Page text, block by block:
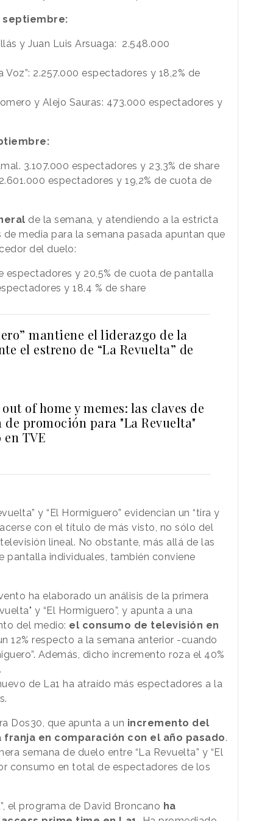
septiembre:
y Juan Luis Arsuaga: 2.548.000
Voz”: 2.257.000 espectadores y 18,2% de
y Alejo Sauras: 473.000 espectadores y
3.107.000 espectadores y 23,3% de share
espectadores y 19,2% de cuota de
de la semana, y atendiendo a la estricta
media para la semana pasada apuntan que
del duelo:
espectadores y 20,5% de cuota de pantalla
y 18,4 % de share
mantiene el liderazgo de la
el estreno de “La Revuelta” de
of home y memes: las claves de
promoción para "La Revuelta"
TVE
y “El Hormiguero” evidencian un “tira y
con el título de más visto, no sólo del
lineal. No obstante, más allá de las
pantalla individuales, también conviene
ha elaborado un análisis de la primera
y “El Hormiguero”, y apunta a una
del medio: el consumo de televisión en
12% respecto a la semana anterior -cuando
Además, dicho incremento roza el 40%
de La1 ha atraído más espectadores a la
Dos30, que apunta a un incremento del
en comparación con el año pasado.
semana de duelo entre “La Revuelta” y “El
consumo en total de espectadores de los
el programa de David Broncano ha